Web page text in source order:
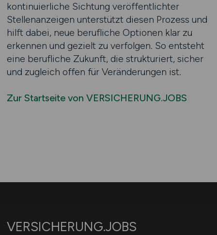
kontinuierliche Sichtung veröffentlichter
Stellenanzeigen unterstützt diesen Prozess und
hilft dabei, neue berufliche Optionen klar zu
erkennen und gezielt zu verfolgen. So entsteht
eine berufliche Zukunft, die strukturiert, sicher
und zugleich offen für Veränderungen ist.
Zur Startseite von VERSICHERUNG.JOBS
VERSICHERUNG.JOBS